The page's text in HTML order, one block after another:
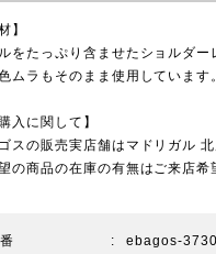
】
をたっぷり含ませたショルダ
ムラもそのまま使用していま
入に関して】
スの販売実店舗は マドリガル
の商品の在庫の有無はご来店
ebagos-